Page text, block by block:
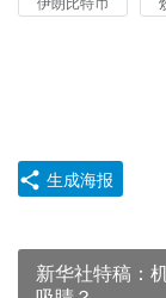
生成海报
新华社特稿：